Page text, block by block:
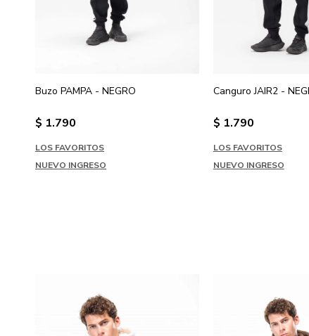
Buzo PAMPA - NEGRO
$ 1.790
LOS FAVORITOS
NUEVO INGRESO
Canguro JAIR2 -
$ 1.790
LOS FAVORITOS
NUEVO INGRESO